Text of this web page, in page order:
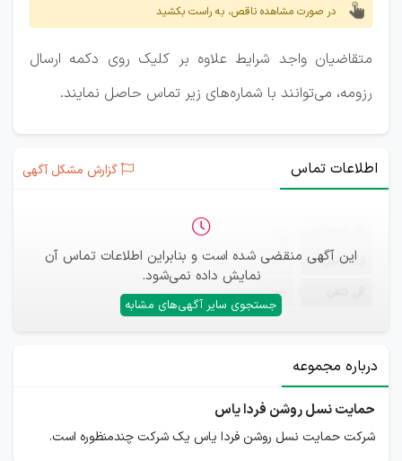
در صورت مشاهده ناقص، به راست بکشید
متقاضیان واجد شرایط علاوه بر کلیک روی دکمه ارسال
رزومه، می‌توانند با شماره‌های زیر تماس حاصل نمایند.
اطلاعات تماس گزارش مشکل آگهی
این آگهی منقضی شده است و بنابراین اطلاعات تماس آن
نمایش داده نمی‌شود.
جستجوی سایر آگهی‌های مشابه
ایمیل —
—
درباره مجموعه
حمایت نسل روشن فردا یاس
شرکت حمایت نسل روشن فردا یاس یک شرکت چندمنظوره است.